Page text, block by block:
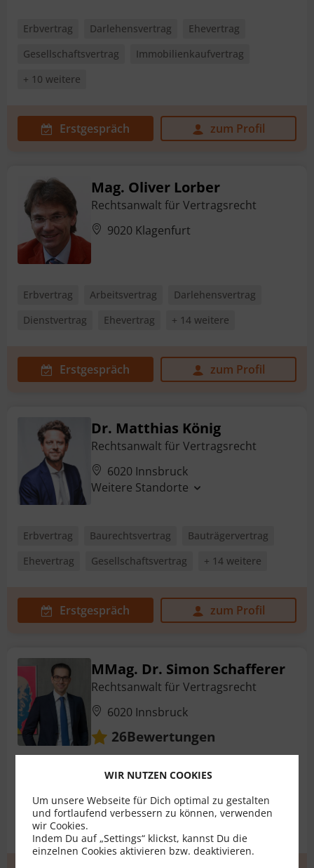
Erbvertrag Darlehensvertrag
Ehevertrag
Gesellschaftsvertrag
Immobilienkaufvertrag
+ 10 weitere
Erstgespräch zum Profil
Mag. Oliver Lorber
Rechtsanwalt für Vertragsrecht
9020 Klagenfurt
Erbvertrag Arbeitsvertrag
Darlehensvertrag
Dienstvertrag
Ehevertrag + 14 weitere
Erstgespräch zum Profil
Dr. Matthias König
Rechtsanwalt für Vertragsrecht
6020 Innsbruck
Weitere Standorte
Erbvertrag Baurechtsvertrag
Bauträgervertrag
Ehevertrag
Gesellschaftsvertrag + 14 weitere
Erstgespräch zum Profil
MMag. Dr. Simon Schafferer
Rechtsanwalt für Vertragsrecht
6020 Innsbruck
26Bewertungen
AGB
Arbeitsvertrag
Baurechtsvertrag
Bauträgervertrag
Darlehensvertrag
WIR NUTZEN COOKIES
Um unsere Webseite für Dich optimal zu gestalten
und fortlaufend verbessern zu können, verwenden
wir Cookies.
Indem Du auf „Settings“ klickst, kannst Du die
einzelnen Cookies aktivieren bzw. deaktivieren.